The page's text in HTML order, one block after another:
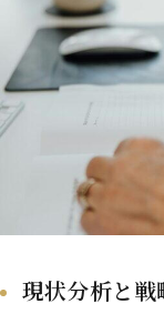
現状分析と